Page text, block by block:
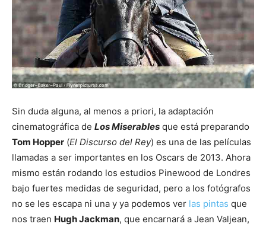
Sin duda alguna, al menos a priori, la adaptación
cinematográfica de Los Miserables que está preparando
Tom Hopper (El Discurso del Rey) es una de las películas
llamadas a ser importantes en los Oscars de 2013. Ahora
mismo están rodando los estudios Pinewood de Londres
bajo fuertes medidas de seguridad, pero a los fotógrafos
no se les escapa ni una y ya podemos ver las pintas que
nos traen Hugh Jackman, que encarnará a Jean Valjean,